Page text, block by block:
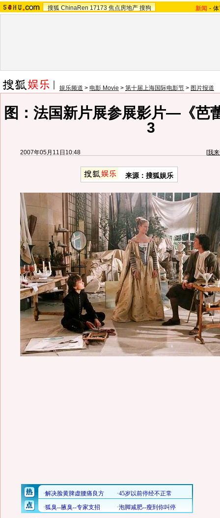
搜狐 ChinaRen 17173 焦点房地产 搜狗 新闻 -
娱乐频道 > 电影 Movie > 第十届上海国际电影节 > 图片报道
图：法国新片展参展影片—《芭
3
2007年05月11日10:48 [我
来源：搜狐娱乐